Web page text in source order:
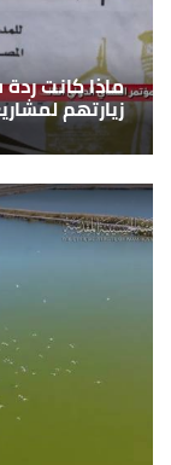
ماذا كانت
زيارتهم